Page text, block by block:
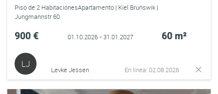
Piso de 2 HabitaciónesApartamento | Kiel Brunswik |
Jungmannstr 60
900 € 01.10.2026 - 31.01.2027 60 m²
LJ
Levke Jessen En línea: 02.08.2026